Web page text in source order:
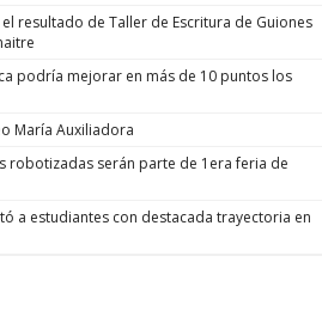
resultado de Taller de Escritura de Guiones
podría mejorar en más de 10 puntos los
María Auxiliadora
robotizadas serán parte de 1era feria de
a estudiantes con destacada trayectoria en